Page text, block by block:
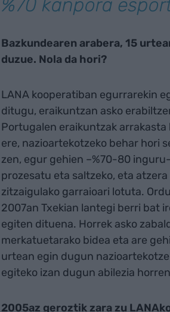
Bazkundearen arabera, 15
duzue. Nola da hori?
LANA kooperatiban egurrarekin
ditugu, eraikuntzan asko
Portugalen eraikuntzak arrakasta
ere, nazioartekotzeko behar hori
zen, egur gehien –%70-80
prozesatu eta saltzeko, eta
zitzaigulako garraioari lotuta.
2007an Txekian lantegi berri bat
egiten dituena. Horrek asko
merkatuetarako bidea eta are
urtean egin dugun
egiteko izan dugun abilezia
2005az geroztik zara zu